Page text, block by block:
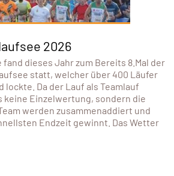
2026
fand dieses Jahr zum Bereits 8.Mal der
statt, welcher über 400 Läufer
lockte. Da der Lauf als Teamlauf
keine Einzelwertung, sondern die
werden zusammenaddiert und
Endzeit gewinnt. Das Wetter